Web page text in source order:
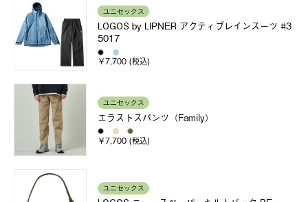
ユニセックス
LOGOS by LIPNER アクティブレインスーツ #3
5017
￥7,700 (税込)
ユニセックス
エラストスパンツ（Family）
￥7,700 (税込)
ユニセックス